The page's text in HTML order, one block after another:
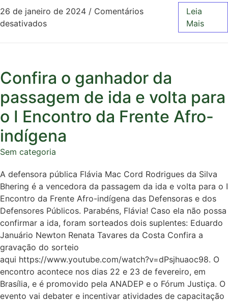
26 de janeiro de 2024 / Comentários
desativados
Leia
Mais
Confira o ganhador da
passagem de ida e volta para
o I Encontro da Frente Afro-
indígena
Sem categoria
A defensora pública Flávia Mac Cord Rodrigues da Silva
Bhering é a vencedora da passagem da ida e volta para o I
Encontro da Frente Afro-indígena das Defensoras e dos
Defensores Públicos. Parabéns, Flávia! Caso ela não possa
confirmar a ida, foram sorteados dois suplentes: Eduardo
Januário Newton Renata Tavares da Costa Confira a
gravação do sorteio
aqui https://www.youtube.com/watch?v=dPsjhuaoc98. O
encontro acontece nos dias 22 e 23 de fevereiro, em
Brasília, e é promovido pela ANADEP e o Fórum Justiça. O
evento vai debater e incentivar atividades de capacitação